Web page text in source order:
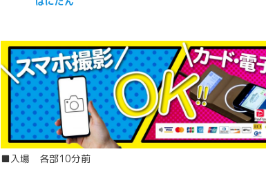
■入場 各部10分前